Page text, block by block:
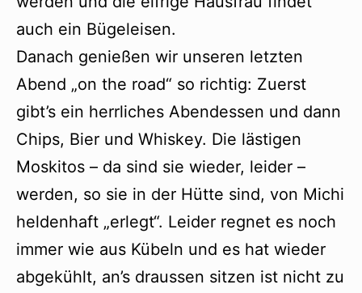
auch ein Bügeleisen.
Danach genießen wir unseren letzten
Abend „on the road“ so richtig: Zuerst
gibt’s ein herrliches Abendessen und dann
Chips, Bier und Whiskey. Die lästigen
Moskitos – da sind sie wieder, leider –
werden, so sie in der Hütte sind, von Michi
heldenhaft „erlegt“. Leider regnet es noch
immer wie aus Kübeln und es hat wieder
abgekühlt, an’s draussen sitzen ist nicht zu